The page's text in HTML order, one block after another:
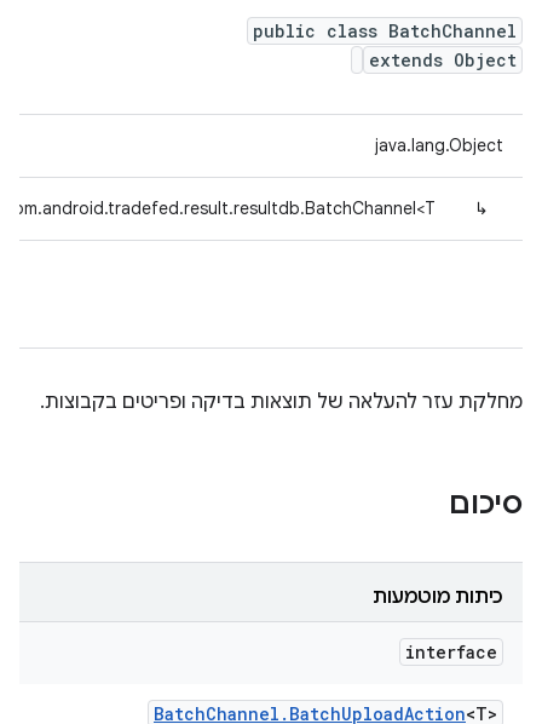
public class BatchChannel
extends Object
java.lang.Object
↳
com.android.tradefed.result.resultdb.BatchChannel<T>
מחלקת עזר להעלאה של תוצאות בדיקה ופריטים בקבוצות.
סיכום
כיתות מוטמעות
interface
BatchChannel . BatchUploadAction<T>